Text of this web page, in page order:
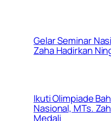
Gelar Seminar
Zaha Hadirkan
Ikuti Olimpiade
Nasional, MTs.
Medali